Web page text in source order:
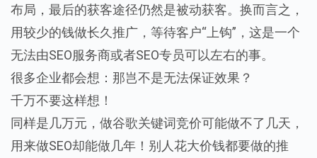
布局，最后的获客途径仍然是被动获客。换而言之，
用较少的钱做长久推广，等待客户“上钩”，这是一个
无法由SEO服务商或者SEO专员可以左右的事。
很多企业都会想：那岂不是无法保证效果？
千万不要这样想！
同样是几万元，做谷歌关键词竞价可能做不了几天，
用来做SEO却能做几年！别人花大价钱都要做的推